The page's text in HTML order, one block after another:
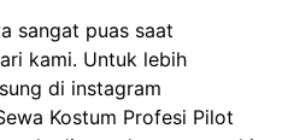
sangat puas saat
kami. Untuk lebih
di instagram
Kostum Profesi Pilot